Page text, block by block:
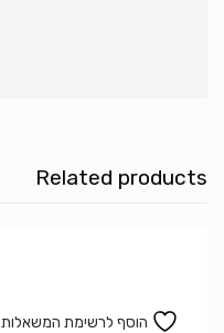
Related products
הוסף לרשימת המשאלות